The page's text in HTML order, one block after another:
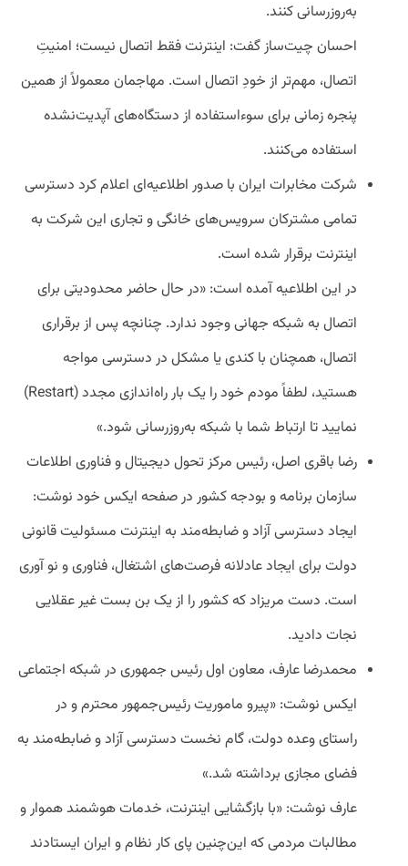
به‌روزرسانی کنند.
احسان چیت‌ساز گفت: اینترنت فقط اتصال نیست؛ امنیتِ
اتصال، مهم‌تر از خودِ اتصال است. مهاجمان معمولاً از همین
پنجره زمانی برای سوءاستفاده از دستگاه‌های آپدیت‌نشده
استفاده می‌کنند.
شرکت مخابرات ایران با صدور اطلاعیه‌ای اعلام کرد دسترسی
تمامی مشترکان سرویس‌های خانگی و تجاری این شرکت به
اینترنت برقرار شده است.
در این اطلاعیه آمده است: «در حال حاضر محدودیتی برای
اتصال به شبکه جهانی وجود ندارد. چنانچه پس از برقراری
اتصال، همچنان با کندی یا مشکل در دسترسی مواجه
هستید، لطفاً مودم خود را یک بار راه‌اندازی مجدد (Restart)
نمایید تا ارتباط شما با شبکه به‌روزرسانی شود.»
رضا باقری اصل، رئیس مرکز تحول دیجیتال و فناوری اطلاعات
سازمان برنامه و بودجه کشور در صفحه ایکس خود نوشت:
ایجاد دسترسی آزاد و ضابطه‌مند به اینترنت مسئولیت قانونی
دولت برای ایجاد عادلانه فرصت‌های اشتغال، فناوری و نو آوری
است. دست مریزاد که کشور را از یک بن بست غیر عقلایی
نجات دادید.
محمدرضا عارف، معاون اول رئیس جمهوری در شبکه اجتماعی
ایکس نوشت: «پیرو ماموریت رئیس‌جمهور محترم و در
راستای وعده دولت، گام نخست دسترسی آزاد و ضابطه‌مند به
فضای مجازی برداشته شد.»
عارف نوشت: «با بازگشایی اینترنت، خدمات هوشمند هموار و
مطالبات مردمی که این‌چنین پای کار نظام و ایران ایستادند